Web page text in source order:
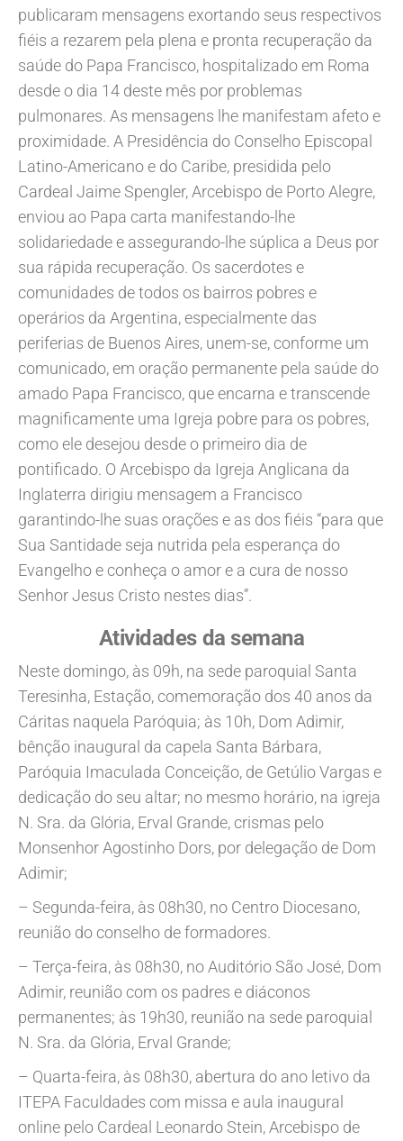
publicaram mensagens exortando seus respectivos
fiéis a rezarem pela plena e pronta recuperação da
saúde do Papa Francisco, hospitalizado em Roma
desde o dia 14 deste mês por problemas
pulmonares. As mensagens lhe manifestam afeto e
proximidade. A Presidência do Conselho Episcopal
Latino-Americano e do Caribe, presidida pelo
Cardeal Jaime Spengler, Arcebispo de Porto Alegre,
enviou ao Papa carta manifestando-lhe
solidariedade e assegurando-lhe súplica a Deus por
sua rápida recuperação. Os sacerdotes e
comunidades de todos os bairros pobres e
operários da Argentina, especialmente das
periferias de Buenos Aires, unem-se, conforme um
comunicado, em oração permanente pela saúde do
amado Papa Francisco, que encarna e transcende
magnificamente uma Igreja pobre para os pobres,
como ele desejou desde o primeiro dia de
pontificado. O Arcebispo da Igreja Anglicana da
Inglaterra dirigiu mensagem a Francisco
garantindo-lhe suas orações e as dos fiéis “para que
Sua Santidade seja nutrida pela esperança do
Evangelho e conheça o amor e a cura de nosso
Senhor Jesus Cristo nestes dias”.
Atividades da semana
Neste domingo, às 09h, na sede paroquial Santa
Teresinha, Estação, comemoração dos 40 anos da
Cáritas naquela Paróquia; às 10h, Dom Adimir,
bênção inaugural da capela Santa Bárbara,
Paróquia Imaculada Conceição, de Getúlio Vargas e
dedicação do seu altar; no mesmo horário, na igreja
N. Sra. da Glória, Erval Grande, crismas pelo
Monsenhor Agostinho Dors, por delegação de Dom
Adimir;
– Segunda-feira, às 08h30, no Centro Diocesano,
reunião do conselho de formadores.
– Terça-feira, às 08h30, no Auditório São José, Dom
Adimir, reunião com os padres e diáconos
permanentes; às 19h30, reunião na sede paroquial
N. Sra. da Glória, Erval Grande;
– Quarta-feira, às 08h30, abertura do ano letivo da
ITEPA Faculdades com missa e aula inaugural
online pelo Cardeal Leonardo Stein, Arcebispo de